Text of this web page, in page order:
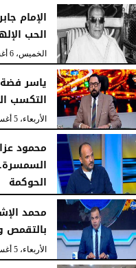
الخميس، 6 أغسطس 2026
الإمام
الحب
الخميس، 6 أغسطس 2026
ياسر
التكسب
الأربعاء، 5 أغسطس 2026
محمود
الحوكمة
الأربعاء، 5 أغسطس 2026
محمد
بالتقمص
الأربعاء، 5 أغسطس 2026